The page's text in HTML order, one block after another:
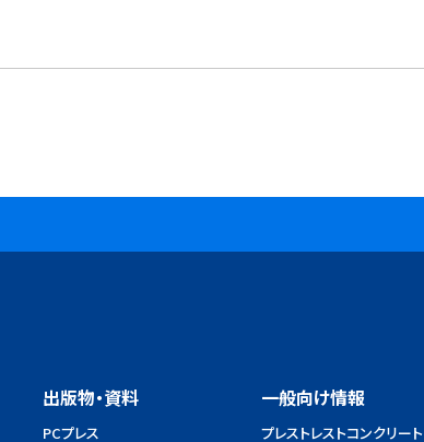
出版物・資料
PCプレス
一般向け情報
プレストレストコンクリー